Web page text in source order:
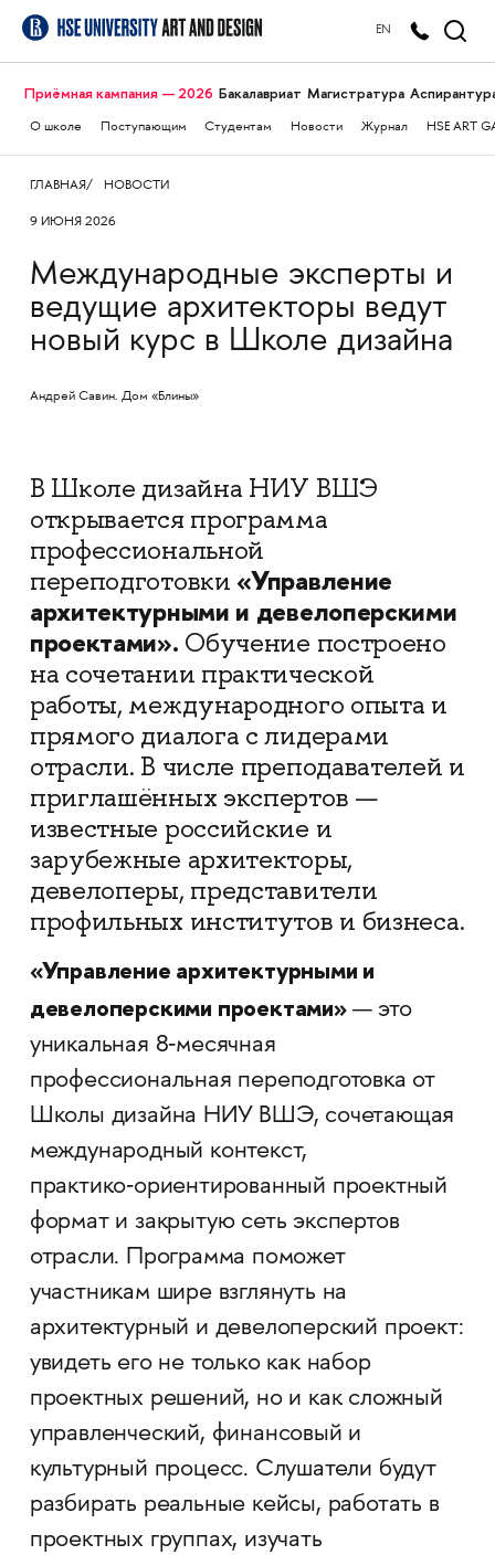
EN
Приёмная кампания — 2026 Бакалавриат Магистратура
О школе Поступающим Студентам Новости Журнал HSE ART
ГЛАВНАЯ НОВОСТИ
9 ИЮНЯ 2026
Международные эксперты и
ведущие архитекторы ведут
новый курс в Школе дизайна
Андрей Савин. Дом «Блины»
В Школе дизайна НИУ ВШЭ
открывается программа
профессиональной
переподготовки«Управление
архитектурными и девелоперскими
проектами». Обучение построено
на сочетании практической
работы, международного опыта и
прямого диалога с лидерами
отрасли. В числе преподавателей и
приглашённых экспертов —
известные российские и
зарубежные архитекторы,
девелоперы, представители
профильных институтов и бизнеса.
«Управление архитектурными и
девелоперскими проектами» — это
уникальная 8‑месячная
профессиональная переподготовка от
Школы дизайна НИУ ВШЭ, сочетающая
международный контекст,
практико‑ориентированный проектный
формат и закрытую сеть экспертов
отрасли. Программа поможет
участникам шире взглянуть на
архитектурный и девелоперский проект:
увидеть его не только как набор
проектных решений, но и как сложный
управленческий, финансовый и
культурный процесс. Слушатели будут
разбирать реальные кейсы, работать в
проектных группах, изучать